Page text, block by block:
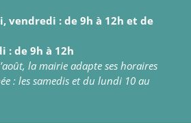
vendredi : de 9h à 12h et de
: de 9h à 12h
la mairie adapte ses horaires
: les samedis et du lundi 10 au